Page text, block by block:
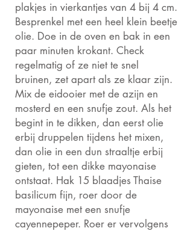
plakjes in vierkantjes van 4 bij 4 cm.
Besprenkel met een heel klein beetje
olie. Doe in de oven en bak in een
paar minuten krokant. Check
regelmatig of ze niet te snel
bruinen, zet apart als ze klaar zijn.
Mix de eidooier met de azijn en
mosterd en een snufje zout. Als het
begint in te dikken, dan eerst olie
erbij druppelen tijdens het mixen,
dan olie in een dun straaltje erbij
gieten, tot een dikke mayonaise
ontstaat. Hak 15 blaadjes Thaise
basilicum fijn, roer door de
mayonaise met een snufje
cayennepeper. Roer er vervolgens